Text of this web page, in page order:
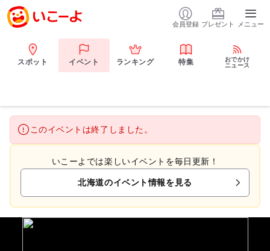
会員登録 プレゼント メニュー
スポット イベント ランキング 特集
おでかけ
ニュース
このイベントは終了しました。
いこーよでは楽しいイベントを毎日更新！
北海道のイベント情報を見る